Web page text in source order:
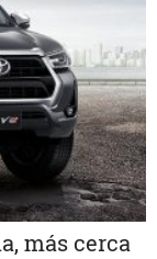
más cerca